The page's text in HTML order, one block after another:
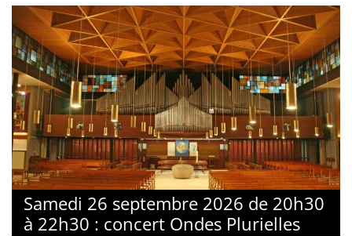
Samedi 26 septembre 2026 de 20h30
à 22h30 : concert Ondes Plurielles